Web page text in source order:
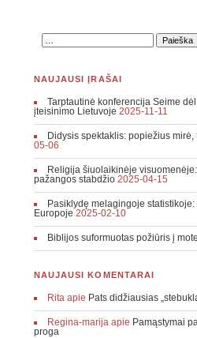
NAUJAUSI ĮRAŠAI
Tarptautinė konferencija Seime
įteisinimo Lietuvoje 2025-11-11
Didysis spektaklis: popiežius
05-06
Religija šiuolaikinėje
pažangos stabdžio 2025-04-15
Pasiklydę melagingoje
Europoje 2025-02-10
Biblijos suformuotas požiūris į
NAUJAUSI KOMENTARAI
Ritaapie Pats didžiausias
Regina-marijaapie Pamąstymai
proga